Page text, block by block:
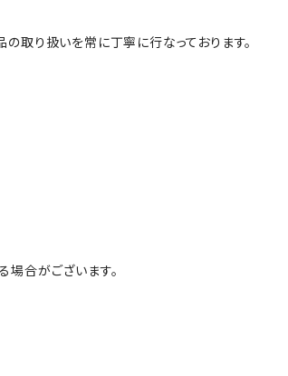
の取り扱いを常に丁寧に行なっております。
合がございます。